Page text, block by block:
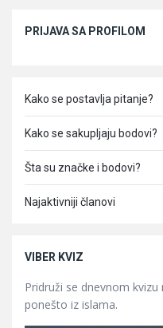
PRIJAVA SA PROFILOM
Kako se postavlja pitanje?
Kako se sakupljaju bodovi?
Šta su značke i bodovi?
Najaktivniji članovi
VIBER KVIZ
Pridruži se dnevnom kvizu
ponešto iz islama.